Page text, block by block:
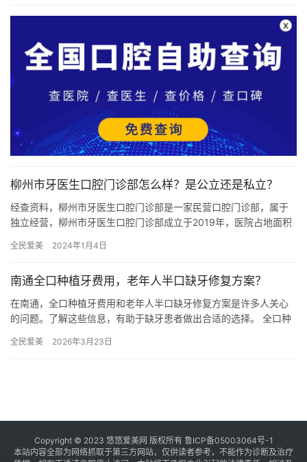
柳州市牙医生口腔门诊部怎么样？是公立还是私立？
经查资料，柳州市牙医生口腔门诊部是一家民营口腔门诊部，属于
独立经营，柳州市牙医生口腔门诊部成立于2019年，医院占地面积
全民爱美 2024年1月4日
南通全口种植牙费用，老年人半口缺牙修复方案？
在南通，全口种植牙费用和老年人半口缺牙修复方案是许多人关心
的问题。了解这些信息，有助于缺牙患者做出合适的选择。 全口种
的种…
全民爱美 2026年3月23日
Copyright © 2023 悠悠爱美网 版权所有 鲁ICP备05003064号-1
本站内容全部为网络抓取于第三方网站，仅供读者参考，不能作为诊断及治疗